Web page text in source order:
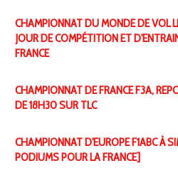
CHAMPIONNAT DU MONDE DE VOL
JOUR DE COMPÉTITION ET
FRANCE
CHAMPIONNAT DE FRANCE F3A,
DE 18H30 SUR TLC
CHAMPIONNAT D'EUROPE F1ABC À
PODIUMS POUR LA FRANCE]